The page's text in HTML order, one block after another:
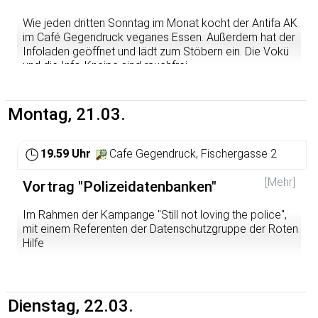
internationalem Recht streng verboten. In Israel wurde
daher bereits Klage dagegen erhoben, juristische
Schritte vor deutschen Gerichten werden gerade
geprüft. Die Bundesregierung aber schweigt.
Einstellung der illegalen Aktivitäten in den besetzten
Gebieten und werden uns bemühen, der Forderung
durch öffentlichen Druck Nachdruck zu verleihen.
Zunächst wollen wir in einer Veranstaltung über die
informieren, über ähnlich völkerrechtswidrige Aktivitäten
deutscher Firmen berichten und über die
zivilgesellschaftlichen Möglichkeiten diskutieren, von hier
aus dagegen aktiv zu werden.
Unsere Kampagne gegen die illegalen Aktivitäten von
Tradition der von Bertrand Russell und Jean-Paul Sartre
initiierten Vietnamkriegs-Tribunale an. Es untersucht und
Wie jeden dritten Sonntag im Monat kocht der Antifa AK
im Café Gegendruck veganes Essen. Außerdem hat der
Infoladen geöffnet und lädt zum Stöbern ein. Die Vokü
und die Info-Kneipe sind rauchfrei.
Montag, 21.03.
19.59 Uhr Cafe Gegendruck, Fischergasse 2
[Mehr]
Vortrag "Polizeidatenbanken"
Im Rahmen der Kampange "Still not loving the police",
mit einem Referenten der Datenschutzgruppe der Roten
Hilfe
Datenverarbeitung der Polizei ist ein Dschungel
geworden, aus dem sich immer wieder bedrohliche
Dienstag, 22.03.